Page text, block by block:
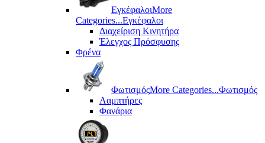
ΕγκέφαλοιMore
Categories...Εγκέφαλοι
Διαχείριση Κινητήρα
Έλεγχος Πρόσφυσης
Φρένα
ΦωτισμόςMore Categories...Φωτισμός
Λαμπτήρες
Φανάρια